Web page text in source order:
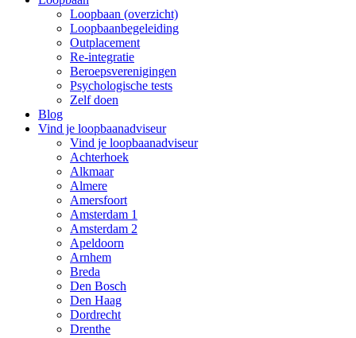
Loopbaan (overzicht)
Loopbaanbegeleiding
Outplacement
Re-integratie
Beroepsverenigingen
Psychologische tests
Zelf doen
Blog
Vind je loopbaanadviseur
Vind je loopbaanadviseur
Achterhoek
Alkmaar
Almere
Amersfoort
Amsterdam 1
Amsterdam 2
Apeldoorn
Arnhem
Breda
Den Bosch
Den Haag
Dordrecht
Drenthe